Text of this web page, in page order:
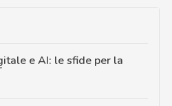
e AI: le sfide per la